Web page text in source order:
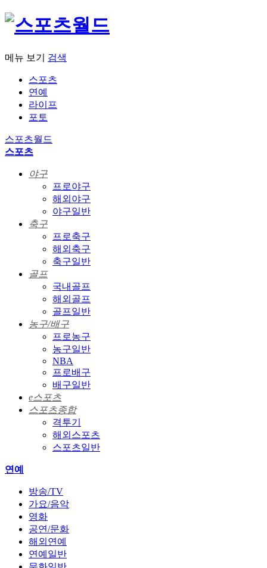
메뉴 보기 검색
스포츠
연예
라이프
포토
스포츠월드
스포츠
야구
프로야구
해외야구
야구일반
축구
프로축구
해외축구
축구일반
골프
국내골프
해외골프
골프일반
농구/배구
프로농구
농구일반
NBA
프로배구
배구일반
e스포츠
스포츠종합
격투기
해외스포츠
스포츠일반
연예
방송/TV
가요/음악
영화
공연/문화
해외연예
연예일반